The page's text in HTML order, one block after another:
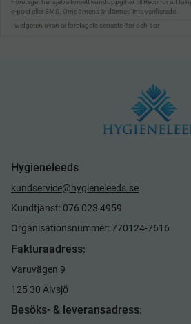
Hygieneleeds
kundservice@hygieneleeds.se
Kundtjänst: 076 023 4959
Organisationsnummer: 770124-7616
Fakturaadress:
Varuvägen 9
125 30 Älvsjö
Besöks- & leveransadress: